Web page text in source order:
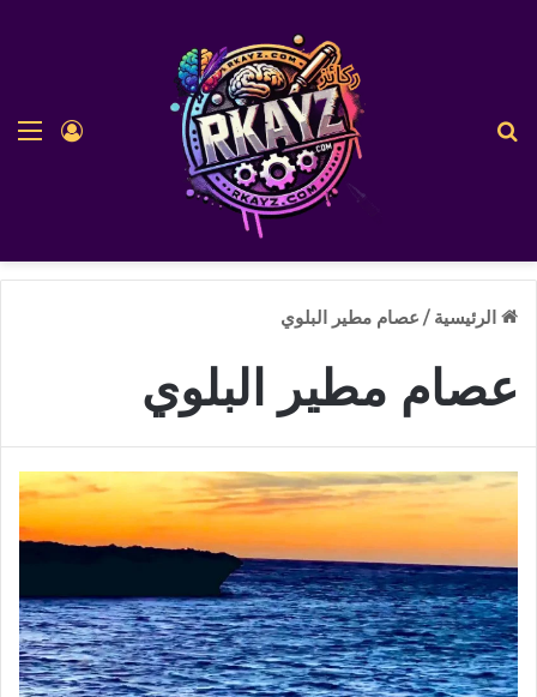
تسجيل
الرئيسية / عصام مطير البلوي
عصام مطير البلوي